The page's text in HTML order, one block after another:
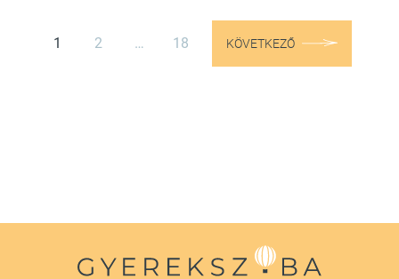
1 2 … 18 KÖVETKEZŐ